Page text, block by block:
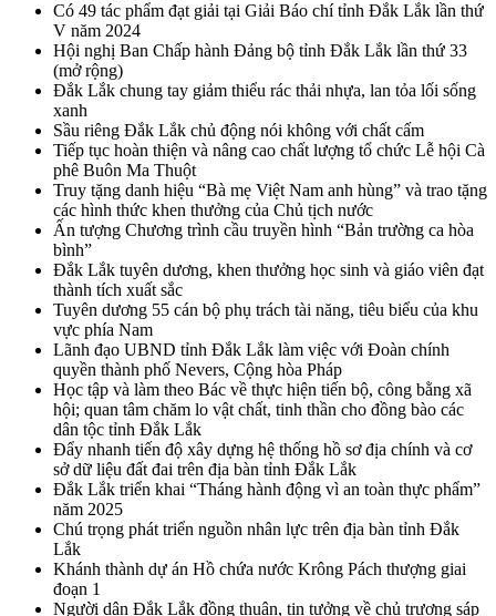
Có 49 tác phẩm đạt giải tại Giải Báo chí tỉnh Đắk Lắk lần thứ
V năm 2024
Hội nghị Ban Chấp hành Đảng bộ tỉnh Đắk Lắk lần thứ 33
(mở rộng)
Đắk Lắk chung tay giảm thiểu rác thải nhựa, lan tỏa lối sống
xanh
Sầu riêng Đắk Lắk chủ động nói không với chất cấm
Tiếp tục hoàn thiện và nâng cao chất lượng tổ chức Lễ hội Cà
phê Buôn Ma Thuột
Truy tặng danh hiệu “Bà mẹ Việt Nam anh hùng” và trao tặng
các hình thức khen thưởng của Chủ tịch nước
Ấn tượng Chương trình cầu truyền hình “Bản trường ca hòa
bình”
Đắk Lắk tuyên dương, khen thưởng học sinh và giáo viên đạt
thành tích xuất sắc
Tuyên dương 55 cán bộ phụ trách tài năng, tiêu biểu của khu
vực phía Nam
Lãnh đạo UBND tỉnh Đắk Lắk làm việc với Đoàn chính
quyền thành phố Nevers, Cộng hòa Pháp
Học tập và làm theo Bác về thực hiện tiến bộ, công bằng xã
hội; quan tâm chăm lo vật chất, tinh thần cho đồng bào các
dân tộc tỉnh Đắk Lắk
Đẩy nhanh tiến độ xây dựng hệ thống hồ sơ địa chính và cơ
sở dữ liệu đất đai trên địa bàn tỉnh Đắk Lắk
Đắk Lắk triển khai “Tháng hành động vì an toàn thực phẩm”
năm 2025
Chú trọng phát triển nguồn nhân lực trên địa bàn tỉnh Đắk
Lắk
Khánh thành dự án Hồ chứa nước Krông Pách thượng giai
đoạn 1
Người dân Đắk Lắk đồng thuận, tin tưởng về chủ trương sáp